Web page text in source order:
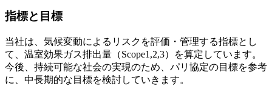
指標と目標
当社は、気候変動によるリスクを評価・管理する指標とし
て、温室効果ガス排出量（Scope1,2,3）を算定しています。
今後、持続可能な社会の実現のため、パリ協定の目標を参考
に、中長期的な目標を検討していきます。